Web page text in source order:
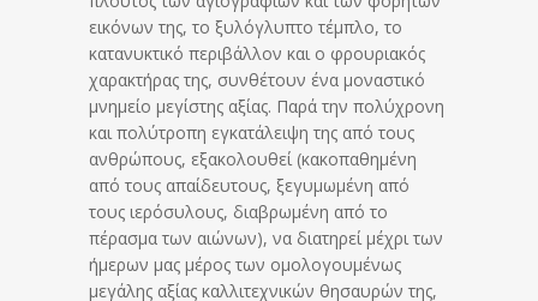
εικόνων της, το ξυλόγλυπτο τέμπλο, το
κατανυκτικό περιβάλλον και ο φρουριακός
χαρακτήρας της, συνθέτουν ένα μοναστικό
μνημείο μεγίστης αξίας. Παρά την πολύχρονη
και πολύτροπη εγκατάλειψη της από τους
ανθρώπους, εξακολουθεί (κακοπαθημένη
από τους απαίδευτους, ξεγυμωμένη από
τους ιερόσυλους, διαβρωμένη από το
πέρασμα των αιώνων), να διατηρεί μέχρι των
ήμερων μας μέρος των ομολογουμένως
μεγάλης αξίας καλλιτεχνικών θησαυρών της,